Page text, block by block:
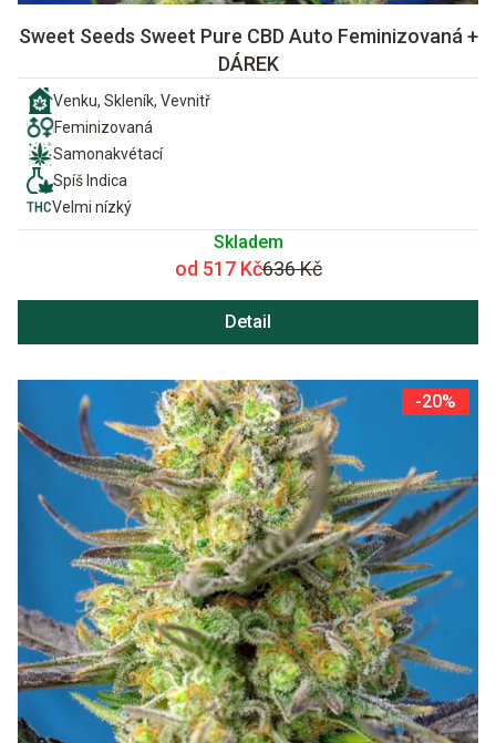
Sweet Seeds Sweet Pure CBD Auto Feminizovaná +
DÁREK
Venku, Skleník, Vevnitř
Feminizovaná
Samonakvétací
Spíš Indica
Velmi nízký
Skladem
od 517 Kč636 Kč
Detail
-20%